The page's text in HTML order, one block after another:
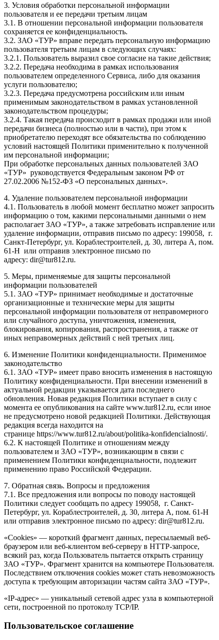
3. Условия обработки персональной информации
пользователя и ее передачи третьим лицам
3.1. В отношении персональной информации пользователя
сохраняется ее конфиденциальность.
3.2. ЗАО «ТУР» вправе передать персональную информацию
пользователя третьим лицам в следующих случаях:
3.2.1. Пользователь выразил свое согласие на такие действия;
3.2.2. Передача необходима в рамках использования
пользователем определенного Сервиса, либо для оказания
услуги пользователю;
3.2.3. Передача предусмотрена российским или иным
применимым законодательством в рамках установленной
законодательством процедуры;
3.2.4. Такая передача происходит в рамках продажи или иной
передачи бизнеса (полностью или в части), при этом к
приобретателю переходят все обязательства по соблюдению
условий настоящей Политики применительно к полученной
им персональной информации;
При обработке персональных данных пользователей ЗАО
«ТУР» руководствуется Федеральным законом РФ от
27.02.2006 №152-ФЗ «О персональных данных».
4. Удаление пользователем персональной информации
4.1. Пользователь в любой момент бесплатно может запросить
информацию о том, какими персональными данными о нем
располагает ЗАО «ТУР», а также затребовать исправление или
удаление информации, отправив письмо по адресу: 199058, г.
Санкт-Петербург, ул. Кораблестроителей, д. 30, литера А, пом.
61-Н или отправив электронное письмо по
адресу: dir@tur812.ru.
5. Меры, применяемые для защиты персональной
информации пользователей
5.1. ЗАО «ТУР» принимает необходимые и достаточные
организационные и технические меры для защиты
персональной информации пользователя от неправомерного
или случайного доступа, уничтожения, изменения,
блокирования, копирования, распространения, а также от
иных неправомерных действий с ней третьих лиц.
6. Изменение Политики конфиденциальности. Применимое
законодательство
6.1. ЗАО «ТУР» имеет право вносить изменения в настоящую
Политику конфиденциальности. При внесении изменений в
актуальной редакции указывается дата последнего
обновления. Новая редакция Политики вступает в силу с
момента ее опубликования на сайте www.tur812.ru, если иное
не предусмотрено новой редакцией Политики. Действующая
редакция всегда находится на
странице https://www.tur812.ru/about/politika-konfidencialnosti/.
6.2. К настоящей Политике и отношениям между
пользователем и ЗАО «ТУР», возникающим в связи с
применением Политики конфиденциальности, подлежит
применению право Российской Федерации.
7. Обратная связь. Вопросы и предложения
7.1. Все предложения или вопросы по поводу настоящей
Политики следует сообщать по адресу 199058, г. Санкт-
Петербург, ул. Кораблестроителей, д. 30, литера А, пом. 61-Н
или отправив электронное письмо по адресу: dir@tur812.ru.
«Cookies» — короткий фрагмент данных, пересылаемый веб-
браузером или веб-клиентом веб-серверу в HTTP-запросе,
всякий раз, когда Пользователь пытается открыть страницу
ЗАО «ТУР». Фрагмент хранится на компьютере Пользователя.
Последствием отключения cookies может стать невозможность
доступа к требующим авторизации частям сайта ЗАО «ТУР».
«IP-адрес» — уникальный сетевой адрес узла в компьютерной
сети, построенной по протоколу TCP/IP.
Пользовательское соглашение